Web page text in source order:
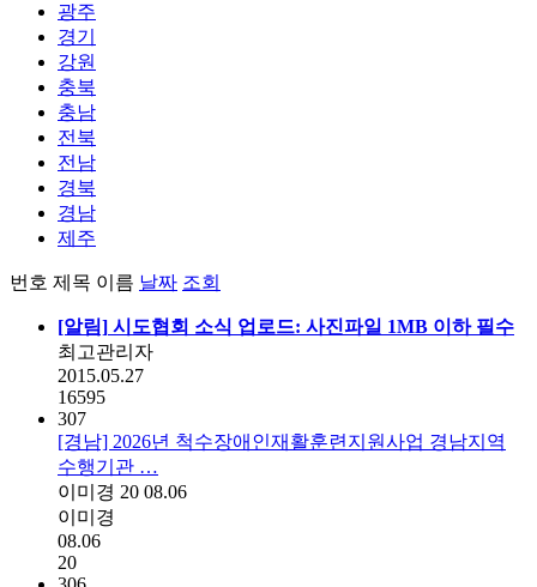
광주
경기
강원
충북
충남
전북
전남
경북
경남
제주
번호 제목 이름 날짜 조회
[알림] 시도협회 소식 업로드: 사진파일 1MB 이하 필수
최고관리자
2015.05.27
16595
307
[경남] 2026년 척수장애인재활훈련지원사업 경남지역
수행기관 …
이미경 20 08.06
이미경
08.06
20